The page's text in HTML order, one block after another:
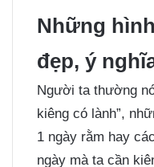
Những
đẹp, ý
Người ta thường
kiêng có lành”,
1 ngày rằm hay
ngày mà ta cần